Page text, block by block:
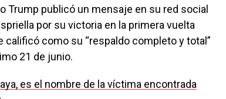
Trump publicó un mensaje en su red social
por su victoria en la primera vuelta
calificó como su “respaldo completo y total”
21 de junio.
es el nombre de la víctima encontrada